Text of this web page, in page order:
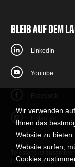
Wir verwenden
Ihnen das
Website zu
Website surfen,
Cookies
BLEIB AUF DEM
LinkedIn
Youtube
Hultafors-Gruppe